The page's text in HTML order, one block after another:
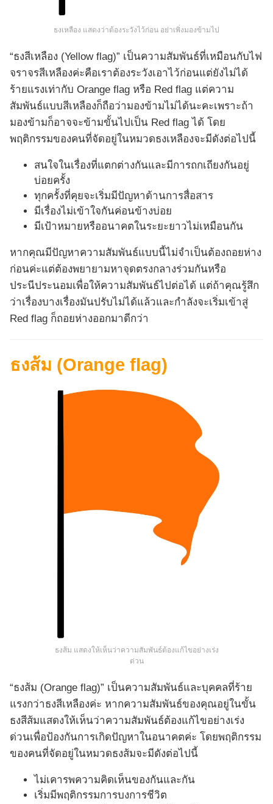
ธงเหลือง แสดงว่าต้องระวังไว้ก่อน อย่าเพิ่งมองข้ามไป
“ธงสีเหลือง (Yellow flag)” เป็นความสัมพันธ์ที่เหมือนกับไฟ
จราจรสีเหลืองค่ะคือเราต้องระวังเอาไว้ก่อนแต่ยังไม่ได้
ร้ายแรงเท่ากับ Orange flag หรือ Red flag แต่ความ
สัมพันธ์แบบสีเหลืองก็ถือว่ามองข้ามไม่ได้นะคะเพราะถ้า
มองข้ามก็อาจจะข้ามขั้นไปเป็น Red flag ได้ โดย
พฤติกรรมของคนที่จัดอยู่ในหมวดธงเหลืองจะมีดังต่อไปนี้
สนใจในเรื่องที่แตกต่างกันและมีการถกเถียงกันอยู่
บ่อยครั้ง
ทุกครั้งที่คุยจะเริ่มมีปัญหาด้านการสื่อสาร
มีเรื่องไม่เข้าใจกันค่อนข้างบ่อย
มีเป้าหมายหรืออนาคตในระยะยาวไม่เหมือนกัน
หากคุณมีปัญหาความสัมพันธ์แบบนี้ไม่จำเป็นต้องถอยห่าง
ก่อนค่ะแต่ต้องพยายามหาจุดตรงกลางร่วมกันหรือ
ประนีประนอมเพื่อให้ความสัมพันธ์ไปต่อได้ แต่ถ้าคุณรู้สึก
ว่าเรื่องบางเรื่องมันปรับไม่ได้แล้วและกำลังจะเริ่มเข้าสู่
Red flag ก็ถอยห่างออกมาดีกว่า
ธงส้ม (Orange flag)
ธงส้ม แสดงให้เห็นว่าความสัมพันธ์ต้องแก้ไขอย่างเร่ง
ด่วน
“ธงส้ม (Orange flag)” เป็นความสัมพันธ์และบุคคลที่ร้าย
แรงกว่าธงสีเหลืองค่ะ หากความสัมพันธ์ของคุณอยู่ในขั้น
ธงสีส้มแสดงให้เห็นว่าความสัมพันธ์ต้องแก้ไขอย่างเร่ง
ด่วนเพื่อป้องกันการเกิดปัญหาในอนาคตค่ะ โดยพฤติกรรม
ของคนที่จัดอยู่ในหมวดธงส้มจะมีดังต่อไปนี้
ไม่เคารพความคิดเห็นของกันและกัน
เริ่มมีพฤติกรรมการบงการชีวิต